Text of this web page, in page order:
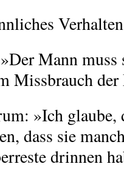
Mann muss
Missbrauch
»Ich glaube,
dass sie
drinnen